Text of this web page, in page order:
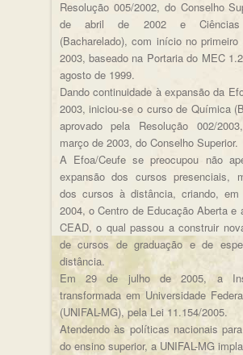
Resolução 005/2002, do Conselho
de abril de 2002 e Ciências
(Bacharelado), com início no
2003, baseado na Portaria do MEC
agosto de 1999.
Dando continuidade à expansão da
2003, iniciou-se o curso de Química
aprovado pela Resolução 002/
março de 2003, do Conselho Superior.
A Efoa/Ceufe se preocupou não
expansão dos cursos presenciais,
dos cursos à distância, criando, em
2004, o Centro de Educação Aberta e
CEAD, o qual passou a construir
de cursos de graduação e de
distância.
Em 29 de julho de 2005, a
transformada em Universidade
(UNIFAL-MG), pela Lei 11.154/2005.
Atendendo às políticas nacionais
do ensino superior, a UNIFAL-MG